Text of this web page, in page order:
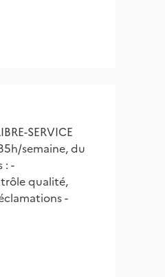
SERVICE
semaine, du
: -
qualité,
-